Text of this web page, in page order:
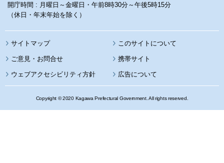
開庁時間 : 月曜日～金曜日・午前8時30分～午後5時15分
（休日・年末年始を除く）
サイトマップ このサイトについて
携帯サイト
ウェブアクセシビリティ方針 広告について
Copyright © 2020 Kagawa Prefectural Government. All rights reserved.